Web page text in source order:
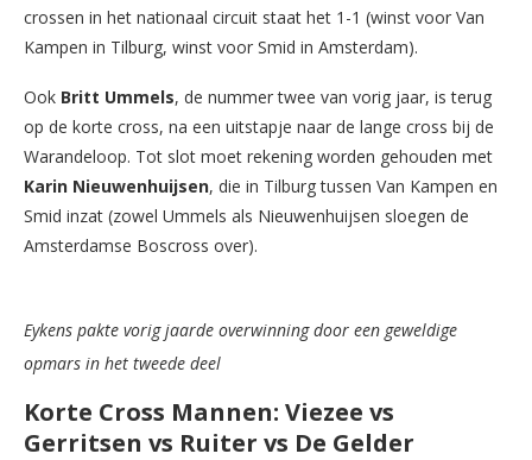
crossen in het nationaal circuit staat het 1-1 (winst voor Van
Kampen in Tilburg, winst voor Smid in Amsterdam).
Ook Britt Ummels, de nummer twee van vorig jaar, is terug
op de korte cross, na een uitstapje naar de lange cross bij de
Warandeloop. Tot slot moet rekening worden gehouden met
Karin Nieuwenhuijsen, die in Tilburg tussen Van Kampen en
Smid inzat (zowel Ummels als Nieuwenhuijsen sloegen de
Amsterdamse Boscross over).
Eykens pakte vorig jaarde overwinning door een geweldige
opmars in het tweede deel
Korte Cross Mannen: Viezee vs
Gerritsen vs Ruiter vs De Gelder